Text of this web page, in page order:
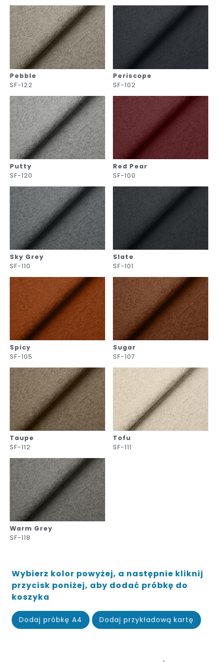
Pebble
SF-122
Periscope
SF-102
Putty
SF-120
Red Pear
SF-100
Sky Grey
SF-110
Slate
SF-101
Spicy
SF-105
Sugar
SF-107
Taupe
SF-112
Tofu
SF-111
Warm Grey
SF-118
Wybierz kolor powyżej, a następnie kliknij
przycisk poniżej, aby dodać próbkę do
koszyka
Dodaj próbkę A4 Dodaj przykładową kartę